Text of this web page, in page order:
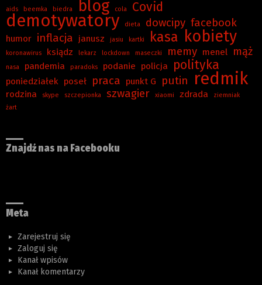
aids beemka biedra blog cola Covid
demotywatory dieta dowcipy facebook
humor inflacja janusz jasiu kartki kasa kobiety
koronawirus ksiądz lekarz lockdown maseczki memy menel mąż
nasa pandemia paradoks podanie policja polityka
poniedziałek poseł praca punkt G putin redmik
rodzina skype szczepionka szwagier xiaomi zdrada
ziemniak
żart
Znajdź nas na Facebooku
Meta
Zarejestruj się
Zaloguj się
Kanał wpisów
Kanał komentarzy